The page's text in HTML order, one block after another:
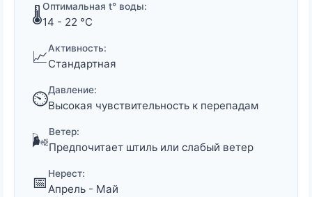
🌡️Оптимальная t° воды:
14 - 22 °C
📈Активность:
Стандартная
⏲️Давление:
Высокая чувствительность к перепадам
🌬️Ветер:
Предпочитает штиль или слабый ветер
📅 Нерест:
Апрель - Май